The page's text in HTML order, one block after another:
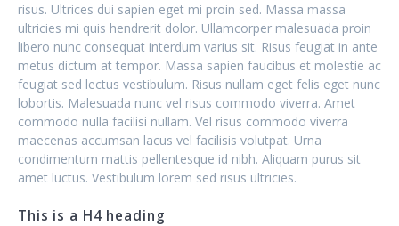
risus. Ultrices dui sapien eget mi proin sed. Massa massa
ultricies mi quis hendrerit dolor. Ullamcorper malesuada proin
libero nunc consequat interdum varius sit. Risus feugiat in ante
metus dictum at tempor. Massa sapien faucibus et molestie ac
feugiat sed lectus vestibulum. Risus nullam eget felis eget nunc
lobortis. Malesuada nunc vel risus commodo viverra. Amet
commodo nulla facilisi nullam. Vel risus commodo viverra
maecenas accumsan lacus vel facilisis volutpat. Urna
condimentum mattis pellentesque id nibh. Aliquam purus sit
amet luctus. Vestibulum lorem sed risus ultricies.
This is a H4 heading